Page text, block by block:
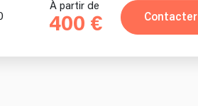
À partir de
400 € Contacter